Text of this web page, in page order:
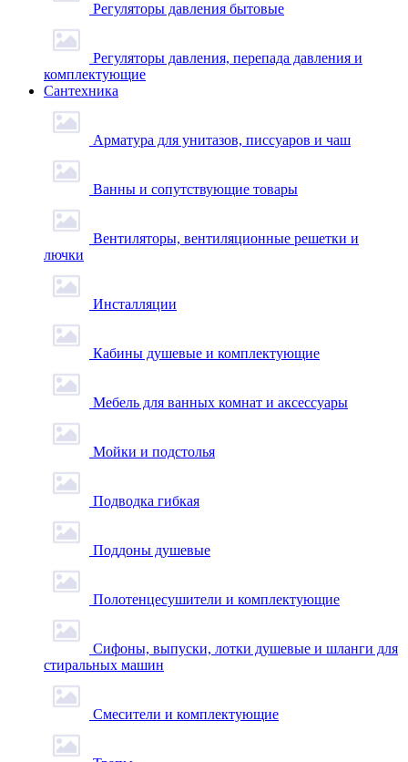
Регуляторы давления бытовые
Регуляторы давления, перепада давления и
комплектующие
Сантехника
Арматура для унитазов, писсуаров и чаш
Ванны и сопутствующие товары
Вентиляторы, вентиляционные решетки и
лючки
Инсталляции
Кабины душевые и комплектующие
Мебель для ванных комнат и аксессуары
Мойки и подстолья
Подводка гибкая
Поддоны душевые
Полотенцесушители и комплектующие
Сифоны, выпуски, лотки душевые и шланги для
стиральных машин
Смесители и комплектующие